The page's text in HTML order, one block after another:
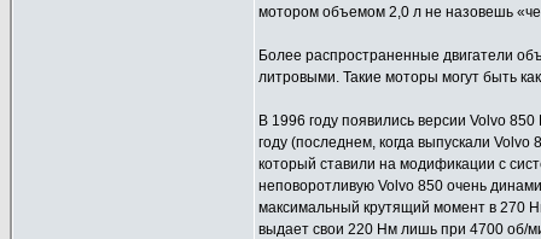
мотором объемом 2,0 л не назовешь
Более распространенные двигатели
литровыми. Такие моторы могут быть
В 1996 году появились версии Volvo
году (последнем, когда выпускали
который ставили на модификации с
неповоротливую Volvo 850 очень
максимальный крутящий момент в 270
выдает свои 220 Нм лишь при 4700 об/